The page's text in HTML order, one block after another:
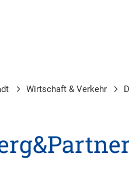
Wirtschaft & Verkehr